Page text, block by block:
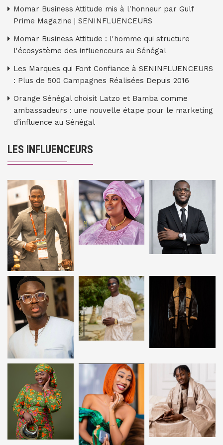
Momar Business Attitude mis à l'honneur par Gulf
Prime Magazine | SENINFLUENCEURS
Momar Business Attitude : l'homme qui structure
l'écosystème des influenceurs au Sénégal
Les Marques qui Font Confiance à SENINFLUENCEURS
: Plus de 500 Campagnes Réalisées Depuis 2016
Orange Sénégal choisit Latzo et Bamba comme
ambassadeurs : une nouvelle étape pour le marketing
d’influence au Sénégal
LES INFLUENCEURS